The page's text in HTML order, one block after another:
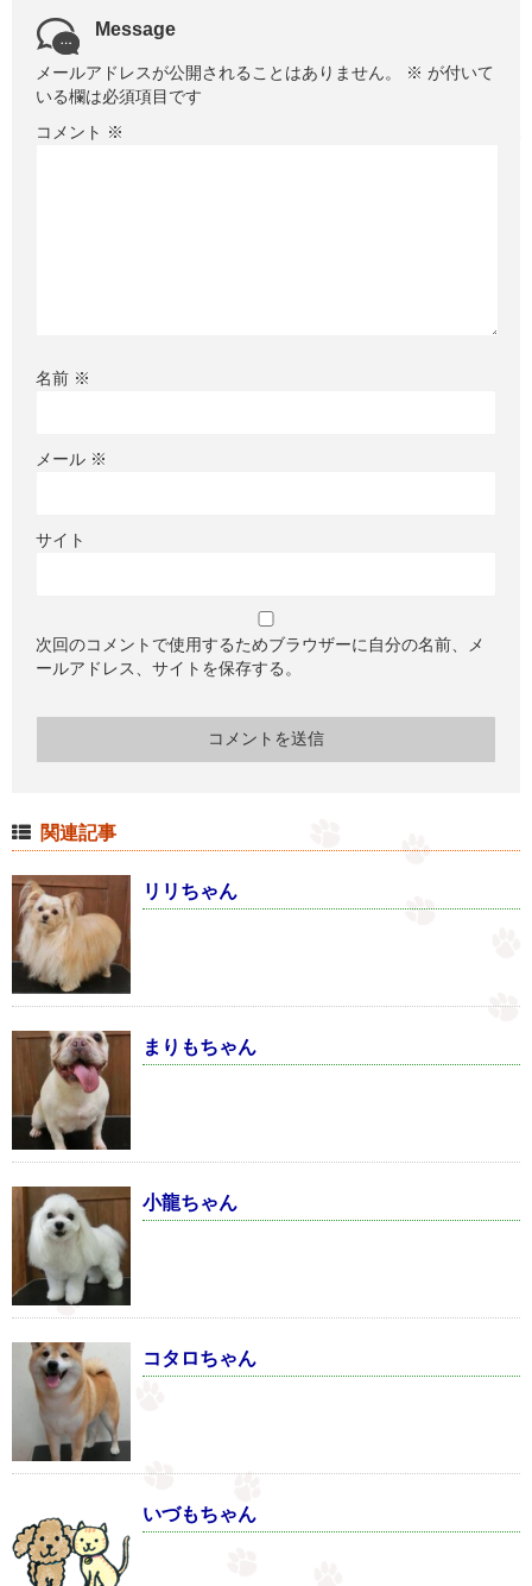
Message
メールアドレスが公開されることはありません。 ※ が付いて
いる欄は必須項目です
コメント ※
名前 ※
メール ※
サイト
次回のコメントで使用するためブラウザーに自分の名前、メ
ールアドレス、サイトを保存する。
関連記事
リリちゃん
まりもちゃん
小龍ちゃん
コタロちゃん
いづもちゃん